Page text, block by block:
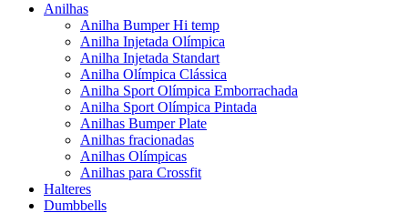
Anilhas
Anilha Bumper Hi temp
Anilha Injetada Olímpica
Anilha Injetada Standart
Anilha Olímpica Clássica
Anilha Sport Olímpica Emborrachada
Anilha Sport Olímpica Pintada
Anilhas Bumper Plate
Anilhas fracionadas
Anilhas Olímpicas
Anilhas para Crossfit
Halteres
Dumbbells